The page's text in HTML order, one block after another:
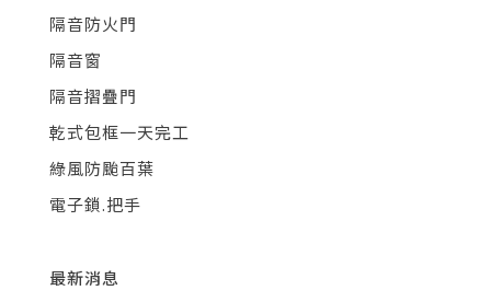
隔音防火門
隔音窗
隔音摺疊門
乾式包框一天完工
綠風防颱百葉
電子鎖.把手
最新消息